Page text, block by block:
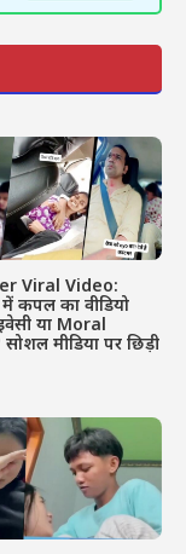
Viral Video:
कपल का वीडियो
या Moral
मीडिया पर छिड़ी